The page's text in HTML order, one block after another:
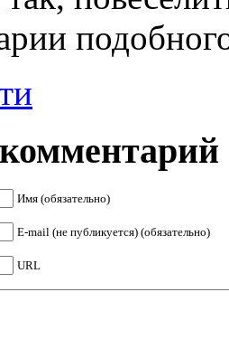
Имя (обязательно)
E-mail (не публикуется) (обязательно)
URL